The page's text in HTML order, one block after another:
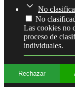
No
No
Las cookies no
proceso de
individuales.
Rechazar